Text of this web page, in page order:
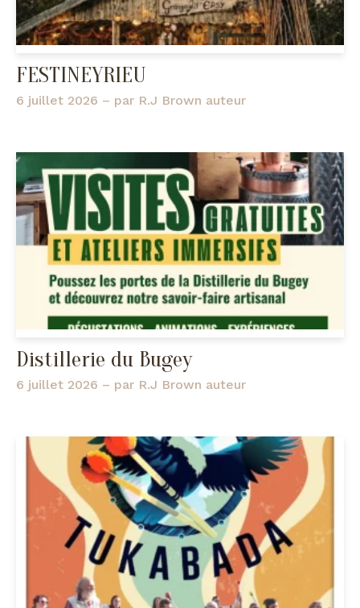
FESTINEYRIEU
6 juillet 2026 – par R.J Brown auteur
Distillerie du Bugey
6 juillet 2026 – par R.J Brown auteur